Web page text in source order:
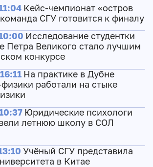
Кейс-чемпионат «остров
СГУ готовится к финалу
Исследование студентки
Петра Великого стало лучшим
конкурсе
На практике в Дубне
работали на стыке
Юридические психологи
летнюю школу в СОЛ
Учёный СГУ представила
в Китае